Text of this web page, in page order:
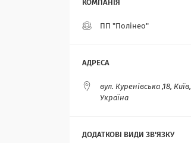
ПП "Полінео"
вул. Куренівська ,18, Київ,
Україна